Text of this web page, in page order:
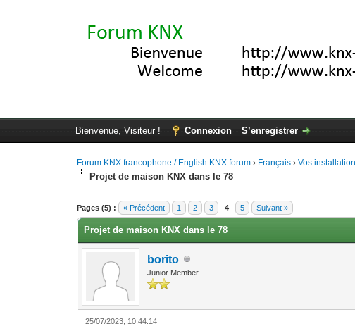
Bienvenue, Visiteur ! Connexion S’enregistrer
Forum KNX francophone / English KNX forum › Français ›Vos
Projet de maison KNX dans le 78
Pages (5) : « Précédent 1 2 3 4 5 Suivant »
Moyenne : 0 (0 vote(s))
1
2
3
4
5
Projet de maison KNX dans le 78
borito
Junior Member
25/07/2023, 10:44:14